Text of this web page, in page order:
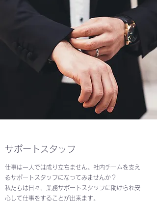
サポートスタッフ
仕事は一人では成り立ちません。社内チームを支え
るサポートスタッフになってみませんか？​
私たちは日々、業務サポートスタッフに助けられ安
心して仕事をすることが出来ます。​